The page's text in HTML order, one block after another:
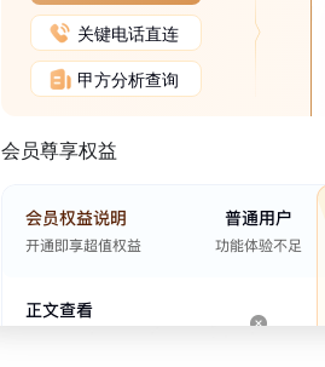
关键电话直连
甲方分析查询
会员尊享权益